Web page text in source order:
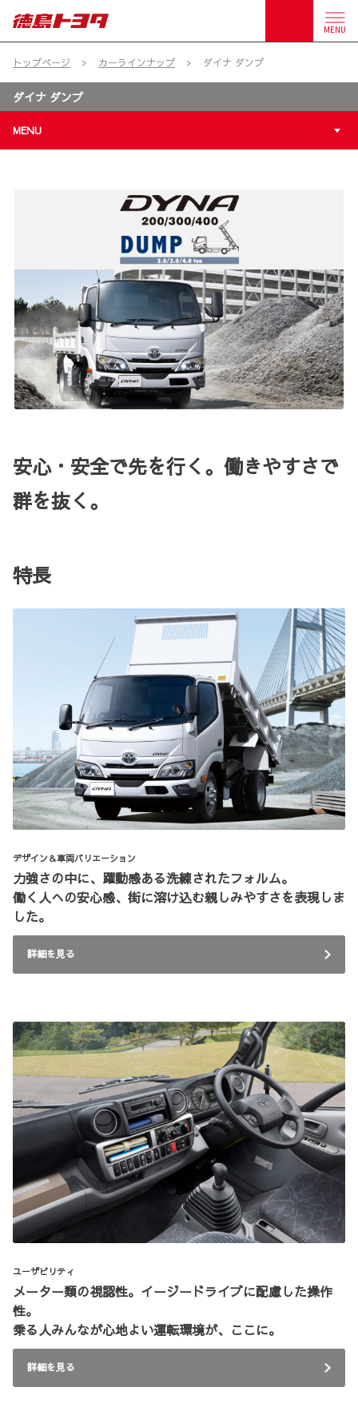
MENU
トップページ カーラインナップ ダイナ ダンプ
ダイナ ダンプ
MENU
安心・安全で先を行く。働きやすさで
群を抜く。
特長
デザイン＆車両バリエーション
力強さの中に、躍動感ある洗練されたフォルム。
働く人への安心感、街に溶け込む親しみやすさを表現しま
した。
詳細を見る
ユーザビリティ
メーター類の視認性。イージードライブに配慮した操作
性。
乗る人みんなが心地よい運転環境が、ここに。
詳細を見る